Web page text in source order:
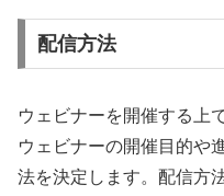
配信方法
ウェビナーを開催する上
ウェビナーの開催目的や
法を決定します。配信方